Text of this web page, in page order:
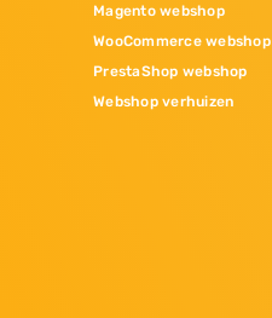
Magento webshop
WooCommerce webshop
PrestaShop webshop
Webshop verhuizen